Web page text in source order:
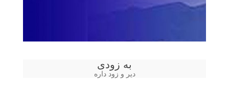
به زودی
دیر و زود داره